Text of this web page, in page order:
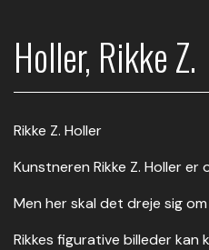
Holler, Rikke Z.
Rikke Z. Holler
Kunstneren Rikke Z. Holler er
Men her skal det dreje sig
Rikkes figurative billeder